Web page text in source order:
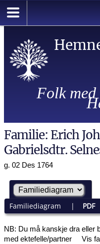
Folk
Familie: Erich
Gabrielsdtr.
g. 02 Des 1764
Familiediagram | PDF
NB: Du må kanskje dra eller
med ektefelle/partner
Vis